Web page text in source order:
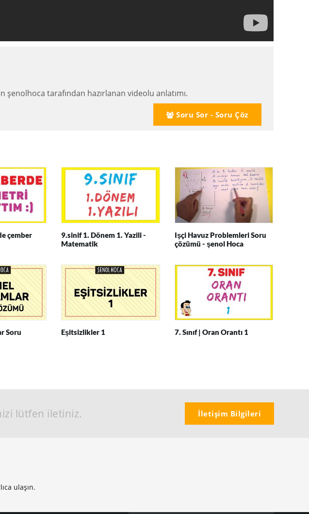
şenolhoca tarafından hazırlanan videolu anlatımı.
Soru Sor - Soru Çöz
çember
9.sinif 1. Dönem 1. Yazili -
Matematik
Işçi Havuz Problemleri Soru
çözümü - şenol Hoca
Soru
Eşitsizlikler 1 7. Sınıf | Oran Orantı 1
lütfen iletiniz. İletişim Bilgileri
ulaşın.